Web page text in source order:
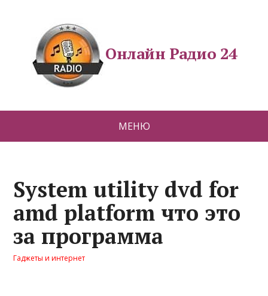
Онлайн Радио 24
МЕНЮ
System utility dvd for
amd platform что это
за программа
Гаджеты и интернет